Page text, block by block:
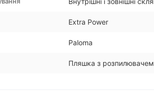
Extra Power
Paloma
Пляшка з розпилювачем